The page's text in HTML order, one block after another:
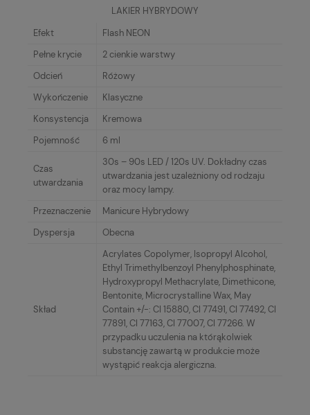
LAKIER HYBRYDOWY
Efekt
Flash NEON
Pełne krycie
2 cienkie warstwy
Odcień
Różowy
Wykończenie
Klasyczne
Konsystencja
Kremowa
Pojemność
6 ml
Czas
utwardzania
30s – 90s LED / 120s UV. Dokładny czas
utwardzania jest uzależniony od rodzaju
oraz mocy lampy.
Przeznaczenie
Manicure Hybrydowy
Dyspersja
Obecna
Skład
Acrylates Copolymer, Isopropyl Alcohol,
Ethyl Trimethylbenzoyl Phenylphosphinate,
Hydroxypropyl Methacrylate, Dimethicone,
Bentonite, Microcrystalline Wax, May
Contain +/-: CI 15880, CI 77491, CI 77492, CI
77891, CI 77163, CI 77007, CI 77266. W
przypadku uczulenia na którąkolwiek
substancję zawartą w produkcie może
wystąpić reakcja alergiczna.